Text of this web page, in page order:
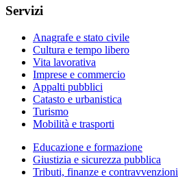
Servizi
Anagrafe e stato civile
Cultura e tempo libero
Vita lavorativa
Imprese e commercio
Appalti pubblici
Catasto e urbanistica
Turismo
Mobilità e trasporti
Educazione e formazione
Giustizia e sicurezza pubblica
Tributi, finanze e contravvenzioni